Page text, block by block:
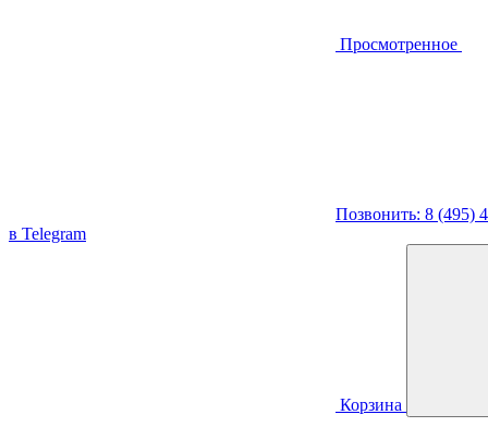
Просмотренное
Позвонить: 8 (495)
в Telegram
Корзина